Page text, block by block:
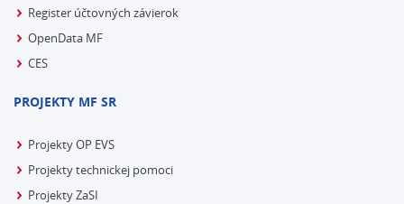
Register účtovných závierok
OpenData MF
CES
PROJEKTY MF SR
Projekty OP EVS
Projekty technickej pomoci
Projekty ZaSI